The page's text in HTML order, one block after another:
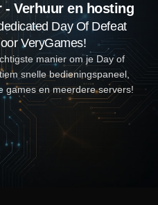
- Verhuur en hosting
Day Of Defeat
VeryGames!
manier om je Day of
snelle bedieningspaneel,
games en meerdere servers!